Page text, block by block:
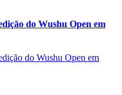
do Wushu Open em